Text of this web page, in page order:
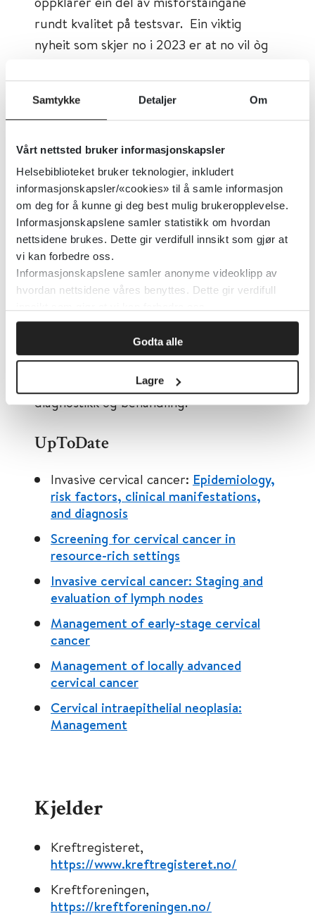
Samtykke Detaljer Om
Vårt nettsted bruker informasjonskapsler
Helsebiblioteket bruker teknologier, inkludert
informasjonskapsler/«cookies» til å samle informasjon
om deg for å kunne gi deg best mulig brukeropplevelse.
Informasjonskapslene samler statistikk om hvordan
nettsidene brukes. Dette gir verdifull innsikt som gjør at
vi kan forbedre oss.
Informasjonskapslene samler anonyme videoklipp av
hvordan nettsidene våres benyttes. Dette gir verdifull
Godta alle
Lagre
rundt kvalitet på testsvar. Ein viktig
nyheit som skjer no i 2023 er at no vil òg
HPV, i staden for at ein før berre såg på
cellene frå livmorhalsen i eit mikroskop.
Behandling
Når sjukdommen er eit faktum så er det
gode prognosar med riktig behandling.
Overlevinga er høg; 82,6 prosent etter 5
år og 95,7 prosent om sjukdommen blir
oppdaga på eit tidleg lokalisert stadium.
Dei viktigaste kjeldene for behandling på
Helsebiblioteket er Helsedirektoratets
nasjonale retningsliner. Helsebiblioteket
har òg andre gode internasjonale
oppslagsverk om førebygging,
diagnostikk og behandling.
UpToDate
Invasive cervical cancer: Epidemiology,
risk factors, clinical manifestations,
and diagnosis
Screening for cervical cancer in
resource-rich settings
Invasive cervical cancer: Staging and
evaluation of lymph nodes
Management of early-stage cervical
cancer
Management of locally advanced
cervical cancer
Cervical intraepithelial neoplasia:
Management
Kjelder
Kreftregisteret,
https://www.kreftregisteret.no/
Kreftforeningen,
https://kreftforeningen.no/